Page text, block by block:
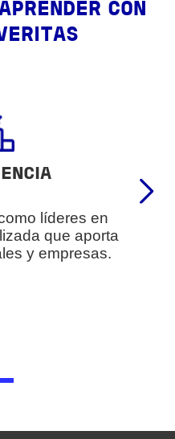
CON
líderes en
que aporta
y empresas.